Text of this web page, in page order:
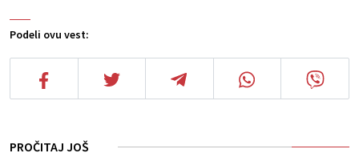
Podeli ovu vest:
PROČITAJ JOŠ